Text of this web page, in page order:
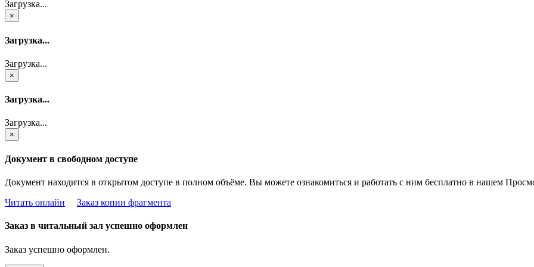
Загрузка...
×
Загрузка...
Загрузка...
×
Загрузка...
Загрузка...
×
Документ в свободном доступе
Документ находится в открытом доступе в полном объёме. Вы можете ознакомиться и работать с ним бесплатно в нашем
Читать онлайн
Заказ копии фрагмента
Заказ в читальный зал успешно оформлен
Заказ успешно оформлен.